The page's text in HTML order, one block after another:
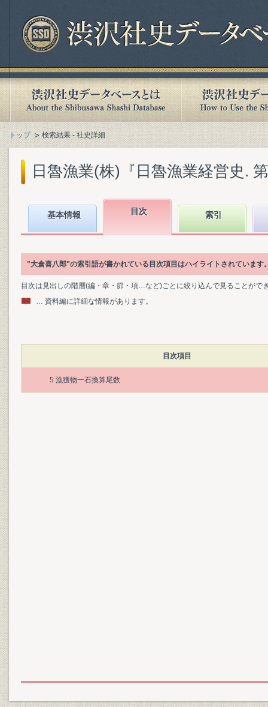
トップ 検索結果 - 社史詳細
日魯漁業(株)『日魯漁業経営史.
基本情報 目次 索引
"大倉喜八郎"の索引語が書かれている目次項目はハイライトされています
目次は見出しの階層(編・章・節・項…など)ごとに絞り込んで見ることがで
… 資料編に詳細な情報があります。
目次項目
5 漁獲物一石換算尾数